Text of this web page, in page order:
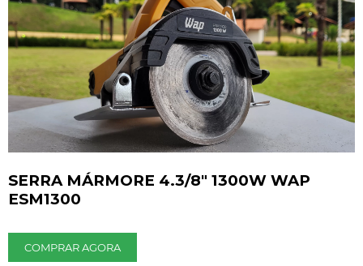
SERRA MÁRMORE 4.3/8" 1300W WAP
ESM1300
COMPRAR AGORA